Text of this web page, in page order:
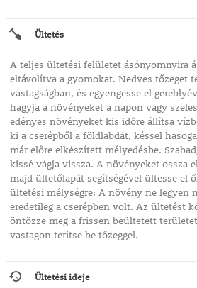
Ültetés
A teljes ültetési felületet ásónyomnyira
eltávolítva a gyomokat. Nedves tőzeget
vastagságban, és egyengesse el
hagyja a növényeket a napon vagy
edényes növényeket kis időre állítsa
ki a cserépből a földlabdát, késsel
már előre elkészített mélyedésbe.
kissé vágja vissza. A növényeket ossza
majd ültetőlapát segítségével ültesse el
ültetési mélységre: A növény ne legyen
eredetileg a cserépben volt. Az ültetést
öntözze meg a frissen beültetett
vastagon terítse be tőzeggel.
Ültetési ideje